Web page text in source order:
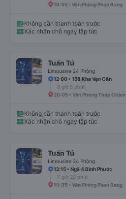
19:35 • Văn Phòng Phan Rang
Không cần thanh toán trước
Xác nhận chỗ ngay lập tức
Tuấn Tú
Limousine 24 Phòng
12:00 • 158 Kha Vạn Cân
8 giờ 5 phút
20:05 • Văn Phòng Tháp Chàm
Không cần thanh toán trước
Xác nhận chỗ ngay lập tức
Tuấn Tú
Limousine 24 Phòng
12:15 • Ngã 4 Bình Phước
7 giờ 20 phút
19:35 • Văn Phòng Phan Rang